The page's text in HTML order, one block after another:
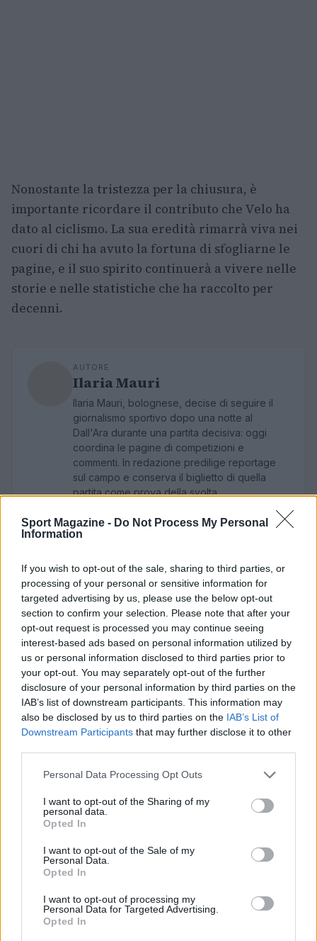
Sport Magazine - Do Not Process My Personal
Information
If you wish to opt-out of the sale, sharing to third parties, or
processing of your personal or sensitive information for
targeted advertising by us, please use the below opt-out
section to confirm your selection. Please note that after your
opt-out request is processed you may continue seeing
interest-based ads based on personal information utilized by
us or personal information disclosed to third parties prior to
your opt-out. You may separately opt-out of the further
disclosure of your personal information by third parties on the
IAB’s list of downstream participants. This information may
also be disclosed by us to third parties on the IAB’s List of
Downstream Participants that may further disclose it to other
Please note that this website/app uses one or more Google
not limited to your visit or usage behaviour. You may click to
grant or deny consent to Google and its third-party tags to
use your data for below specified purposes in below Google
consent section.
Personal Data Processing Opt Outs
I want to opt-out of the Sharing of my
personal data.
Opted In
I want to opt-out of the Sale of my
Personal Data.
Opted In
I want to opt-out of processing my
Personal Data for Targeted Advertising.
Opted In
Nonostante la tristezza per la chiusura, è
importante ricordare il contributo che Velo ha
dato al ciclismo. La sua eredità rimarrà viva nei
cuori di chi ha avuto la fortuna di sfogliarne le
pagine, e il suo spirito continuerà a vivere nelle
storie e nelle statistiche che ha raccolto per
decenni.
AUTORE
Ilaria Mauri
Ilaria Mauri, bolognese, decise di seguire il
giornalismo sportivo dopo una notte al
Dall'Ara durante una partita decisiva: oggi
coordina le pagine di competizioni e
commenti. In redazione predilige reportage
sul campo e conserva il biglietto di quella
partita come prova della svolta.
Continua a leggere